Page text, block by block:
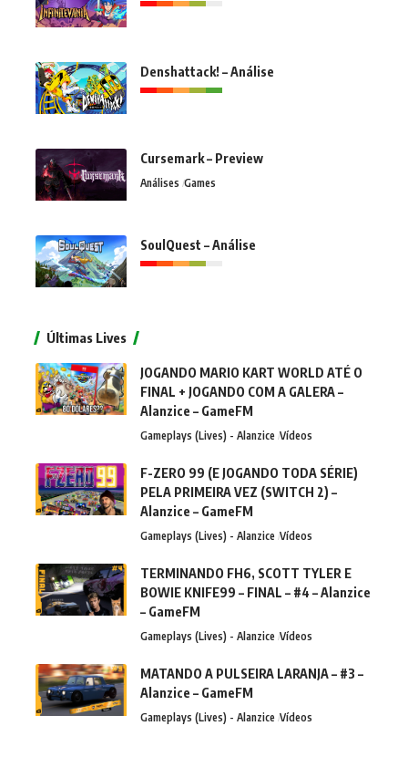
Denshattack! – Análise
Cursemark – Preview
Análises Games
SoulQuest – Análise
Últimas Lives
JOGANDO MARIO KART WORLD ATÉ O
FINAL + JOGANDO COM A GALERA –
Alanzice – GameFM
Gameplays (Lives) - Alanzice Vídeos
F-ZERO 99 (E JOGANDO TODA SÉRIE)
PELA PRIMEIRA VEZ (SWITCH 2) –
Alanzice – GameFM
Gameplays (Lives) - Alanzice Vídeos
TERMINANDO FH6, SCOTT TYLER E
BOWIE KNIFE99 – FINAL – #4 – Alanzice
– GameFM
Gameplays (Lives) - Alanzice Vídeos
MATANDO A PULSEIRA LARANJA – #3 –
Alanzice – GameFM
Gameplays (Lives) - Alanzice Vídeos